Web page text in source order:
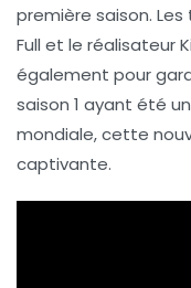
première saison.
Full et le réalisateur
également pour
saison 1 ayant été
mondiale, cette
captivante.